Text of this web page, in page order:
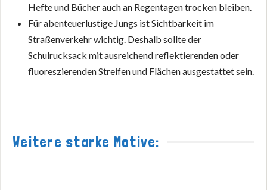
Hefte und Bücher auch an Regentagen trocken bleiben.
Für abenteuerlustige Jungs ist Sichtbarkeit im
Straßenverkehr wichtig. Deshalb sollte der
Schulrucksack mit ausreichend reflektierenden oder
fluoreszierenden Streifen und Flächen ausgestattet sein.
Weitere starke Motive: